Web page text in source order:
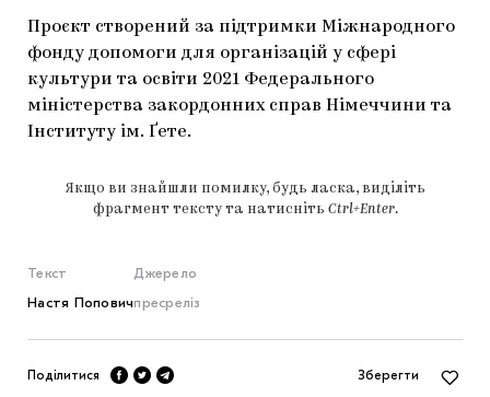
Проєкт створений за підтримки Міжнародного
фонду допомоги для організацій у сфері
культури та освіти 2021 Федерального
міністерства закордонних справ Німеччини та
Інституту ім. Ґете.
Якщо ви знайшли помилку, будь ласка, виділіть
фрагмент тексту та натисніть Ctrl+Enter.
Текст
Настя Попович
Джерело
пресреліз
Поділитися Зберегти